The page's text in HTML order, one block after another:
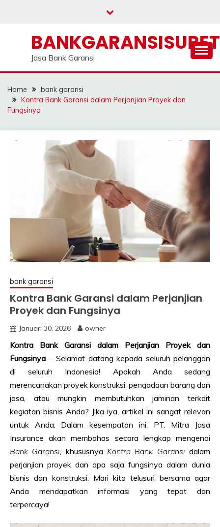
Jasa Bank Garansi
Home
bank garansi
Kontra Bank Garansi dalam Perjanjian Proyek dan
Fungsinya
bank garansi
Kontra Bank Garansi dalam Perjanjian
Proyek dan Fungsinya
Januari 30, 2026 owner
Kontra Bank Garansi dalam Perjanjian Proyek dan
Fungsinya – Selamat datang kepada seluruh pelanggan
di seluruh Indonesia! Apakah Anda sedang
merencanakan proyek konstruksi, pengadaan barang dan
jasa, atau mungkin membutuhkan jaminan terkait
kegiatan bisnis Anda? Jika iya, artikel ini sangat relevan
untuk Anda. Dalam kesempatan ini, PT. Mitra Jasa
Insurance akan membahas secara lengkap mengenai
Bank Garansi, khususnya Kontra Bank Garansi dalam
perjanjian proyek dan apa saja fungsinya dalam dunia
bisnis dan konstruksi. Mari kita telusuri bersama agar
Anda mendapatkan informasi yang tepat dan
terpercaya!